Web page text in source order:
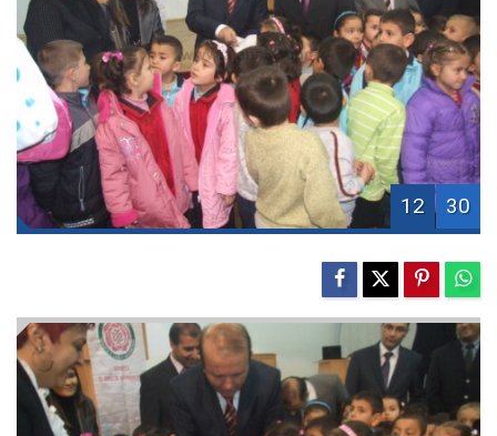
12 30